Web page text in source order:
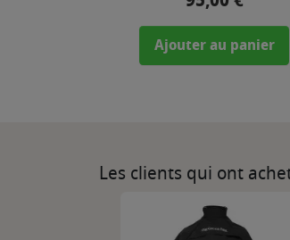
Ajouter au panier
Les clients qui ont